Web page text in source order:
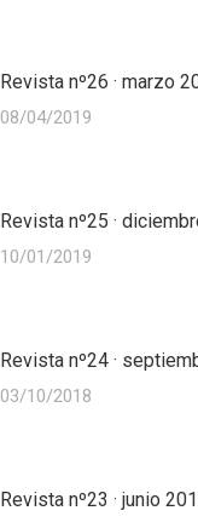
Revista nº26 · marzo
08/04/2019
Revista nº25 ·
10/01/2019
Revista nº24 ·
03/10/2018
Revista nº23 · junio